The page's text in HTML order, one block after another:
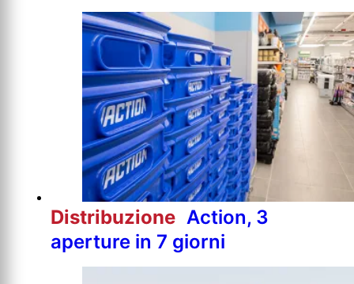
Distribuzione Action, 3
aperture in 7 giorni